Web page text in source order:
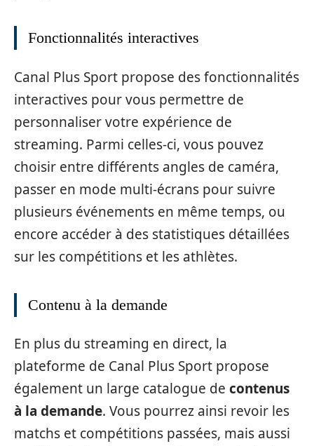
Fonctionnalités interactives
Canal Plus Sport propose des fonctionnalités
interactives pour vous permettre de
personnaliser votre expérience de
streaming. Parmi celles-ci, vous pouvez
choisir entre différents angles de caméra,
passer en mode multi-écrans pour suivre
plusieurs événements en même temps, ou
encore accéder à des statistiques détaillées
sur les compétitions et les athlètes.
Contenu à la demande
En plus du streaming en direct, la
plateforme de Canal Plus Sport propose
également un large catalogue de contenus
à la demande. Vous pourrez ainsi revoir les
matchs et compétitions passées, mais aussi